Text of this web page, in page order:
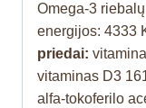
Omega-3 riebalų
energijos: 4333
priedai:
vitaminas D3
alfa-tokoferilo